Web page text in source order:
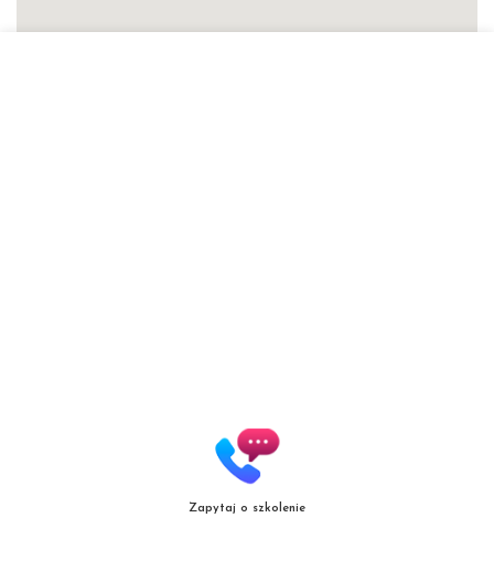
Zapytaj o szkolenie